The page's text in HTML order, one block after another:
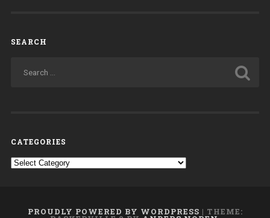
SEARCH
CATEGORIES
Categories
PROUDLY POWERED BY WORDPRESS | THEME: